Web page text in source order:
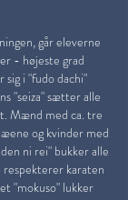
går eleverne
- højeste grad
i "fudo dachi"
"seiza" sætter alle
Mænd med ca. tre
og kvinder med
ni rei" bukker alle
karaten
"mokuso" lukker